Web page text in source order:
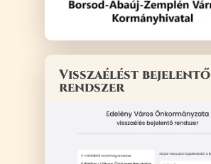
Visszaélést bejelentő
rendszer